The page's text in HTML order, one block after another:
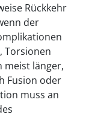
Rückkehr
der
Torsionen
meist länger,
Fusion oder
muss an